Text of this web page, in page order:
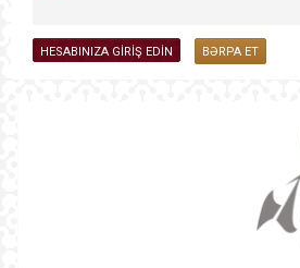
BƏRPA ET